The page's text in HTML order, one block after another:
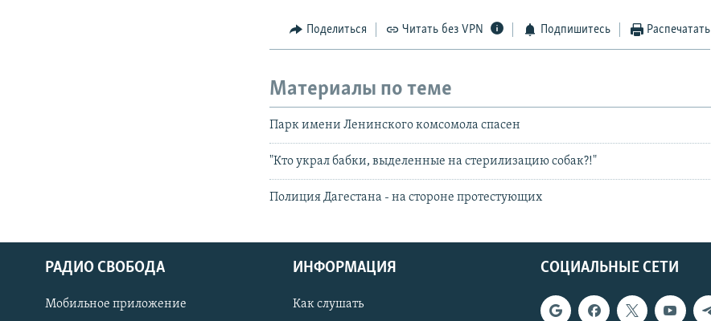
СОЦИАЛЬНЫЕ СЕТИ
Поделиться Читать без VPN Подпишитесь Распечатать
Материалы по теме
Парк имени Ленинского комсомола спасен
"Кто украл бабки, выделенные на стерилизацию собак?!"
Полиция Дагестана - на стороне протестующих
СОЦИАЛЬНЫЕ СЕТИ
РАДИО СВОБОДА
Мобильное приложение
ИНФОРМАЦИЯ
Как слушать